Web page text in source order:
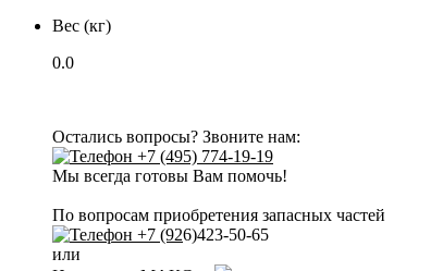
Вес (кг)
0.0
Остались вопросы? Звоните нам:
+7 (495) 774-19-19
Мы всегда готовы Вам помочь!
По вопросам приобретения запасных частей
+7 (926)423-50-65
или